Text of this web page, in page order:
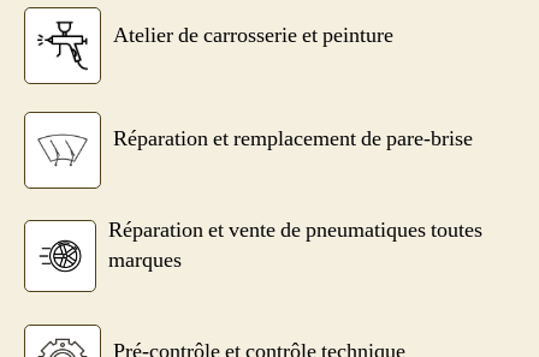
Atelier de carrosserie et peinture
Réparation et remplacement de pare-brise
Réparation et vente de pneumatiques toutes
marques